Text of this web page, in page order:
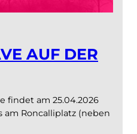
AUF DER
findet am 25.04.2026
am Roncalliplatz (neben